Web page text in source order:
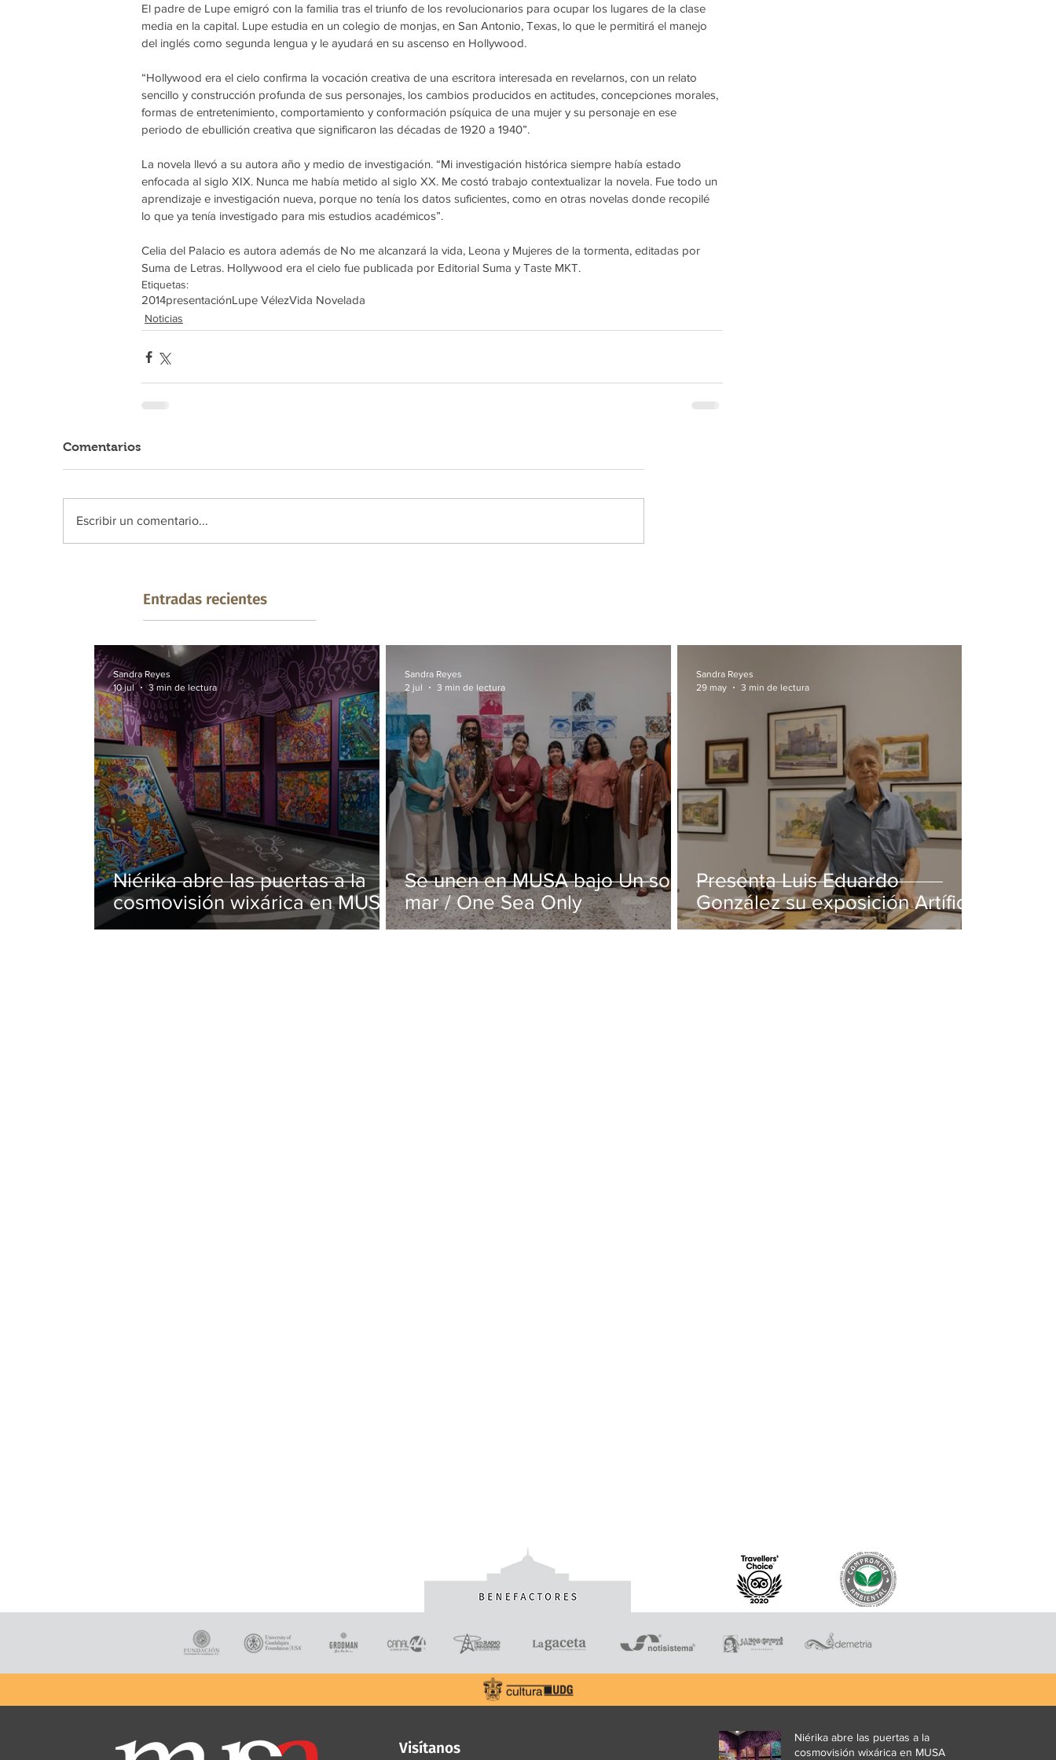
El padre de Lupe emigró con la familia tras el triunfo de los revolucionarios para ocupar los lugares de la clase
media en la capital. Lupe estudia en un colegio de monjas, en San Antonio, Texas, lo que le permitirá el manejo
del inglés como segunda lengua y le ayudará en su ascenso en Hollywood.
“Hollywood era el cielo confirma la vocación creativa de una escritora interesada en revelarnos, con un relato
sencillo y construcción profunda de sus personajes, los cambios producidos en actitudes, concepciones morales,
formas de entretenimiento, comportamiento y conformación psíquica de una mujer y su personaje en ese
periodo de ebullición creativa que significaron las décadas de 1920 a 1940”.
La novela llevó a su autora año y medio de investigación. “Mi investigación histórica siempre había estado
enfocada al siglo XIX. Nunca me había metido al siglo XX. Me costó trabajo contextualizar la novela. Fue todo un
aprendizaje e investigación nueva, porque no tenía los datos suficientes, como en otras novelas donde recopilé
lo que ya tenía investigado para mis estudios académicos”.
Celia del Palacio es autora además de No me alcanzará la vida, Leona y Mujeres de la tormenta, editadas por
Suma de Letras. Hollywood era el cielo fue publicada por Editorial Suma y Taste MKT.
Etiquetas:
2014presentaciónLupe VélezVida Novelada
Noticias
Comentarios
Escribir un comentario...
Entradas recientes
Niérika abre las puertas a la
cosmovisión wixárica en MUSA
Sandra Reyes
10 jul
3 min de lectura
Se unen en MUSA bajo Un solo
mar / One Sea Only
Sandra Reyes
2 jul
3 min de lectura
Presenta Luis Eduardo
González su exposición Artífice
de la luz en MUSA
Sandra Reyes
29 may
3 min de lectura
Visítanos
Niérika abre las puertas a la
cosmovisión wixárica en MUSA